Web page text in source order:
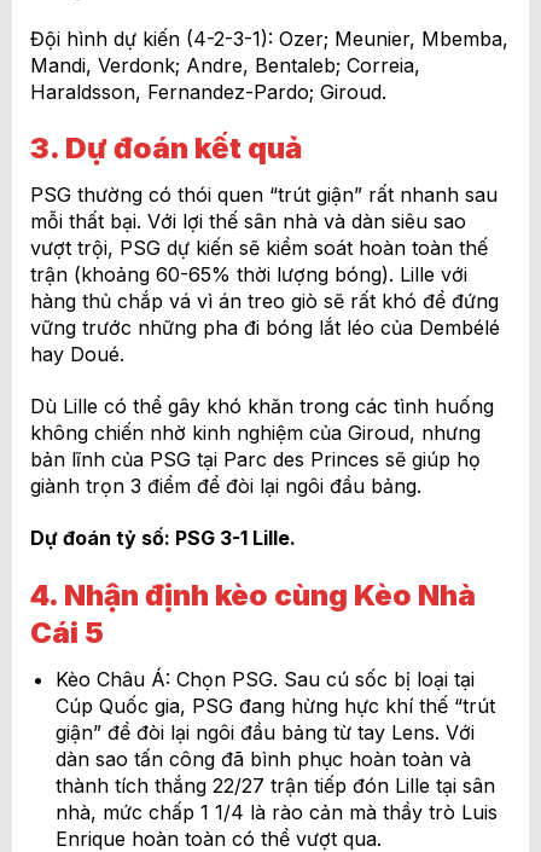
Đội hình dự kiến (4-2-3-1): Ozer; Meunier, Mbemba,
Mandi, Verdonk; Andre, Bentaleb; Correia,
Haraldsson, Fernandez-Pardo; Giroud.
3. Dự đoán kết quả
PSG thường có thói quen “trút giận” rất nhanh sau
mỗi thất bại. Với lợi thế sân nhà và dàn siêu sao
vượt trội, PSG dự kiến sẽ kiểm soát hoàn toàn thế
trận (khoảng 60-65% thời lượng bóng). Lille với
hàng thủ chắp vá vì án treo giò sẽ rất khó để đứng
vững trước những pha đi bóng lắt léo của Dembélé
hay Doué.
Dù Lille có thể gây khó khăn trong các tình huống
không chiến nhờ kinh nghiệm của Giroud, nhưng
bản lĩnh của PSG tại Parc des Princes sẽ giúp họ
giành trọn 3 điểm để đòi lại ngôi đầu bảng.
Dự đoán tỷ số: PSG 3-1 Lille.
4. Nhận định kèo cùng Kèo Nhà
Cái 5
Kèo Châu Á: Chọn PSG. Sau cú sốc bị loại tại
Cúp Quốc gia, PSG đang hừng hực khí thế “trút
giận” để đòi lại ngôi đầu bảng từ tay Lens. Với
dàn sao tấn công đã bình phục hoàn toàn và
thành tích thắng 22/27 trận tiếp đón Lille tại sân
nhà, mức chấp 1 1/4 là rào cản mà thầy trò Luis
Enrique hoàn toàn có thể vượt qua.